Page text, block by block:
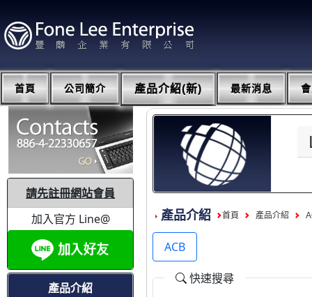
首頁 公司簡介 產品介紹(新) 最新消息
請先註冊網站會員
加入官方 Line@
產品介紹
產品介紹 首頁 產品介紹
ACB
快速搜尋